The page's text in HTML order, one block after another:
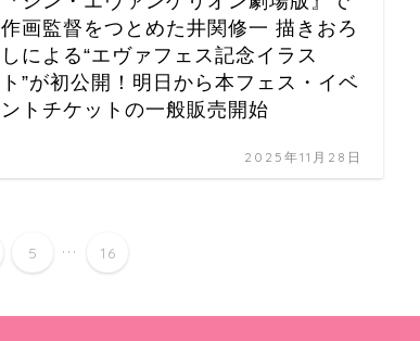
作画監督をつとめた井関修一 描きおろ
しによる“エヴァフェス記念イラス
ト”が初公開！明日から本フェス・イベ
ントチケットの一般販売開始
2025年11月28日
5 ... 16